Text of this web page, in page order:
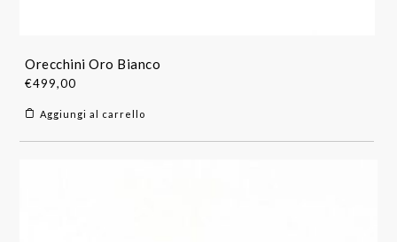
Orecchini Oro Bianco
€499,00
Aggiungi al carrello